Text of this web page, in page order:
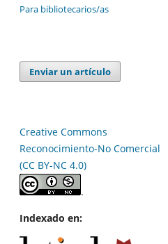
Para bibliotecarios/as
Enviar un artículo
Creative Commons
Reconocimiento-No Comercial
(CC BY-NC 4.0)
.
Indexado en: